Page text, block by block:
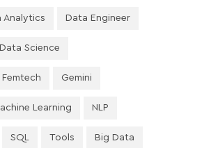
Analytics Data Engineer
Data Science
Femtech Gemini
Learning NLP
SQL Tools Big Data